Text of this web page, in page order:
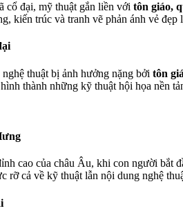
đại, mỹ thuật gắn liền với tôn giáo,
kiến trúc và tranh vẽ phản ánh vẻ
thuật bị ảnh hưởng nặng bởi tôn
thành những kỹ thuật hội họa nền
cao của châu Âu, khi con người bắt
rỡ cả về kỹ thuật lẫn nội dung nghệ